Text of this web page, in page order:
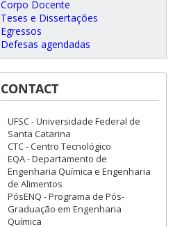
Corpo Docente
Teses e Dissertações
Egressos
Defesas agendadas
CONTACT
UFSC - Universidade Federal de
Santa Catarina
CTC - Centro Tecnológico
EQA - Departamento de
Engenharia Química e Engenharia
de Alimentos
PósENQ - Programa de Pós-
Graduação em Engenharia
Química